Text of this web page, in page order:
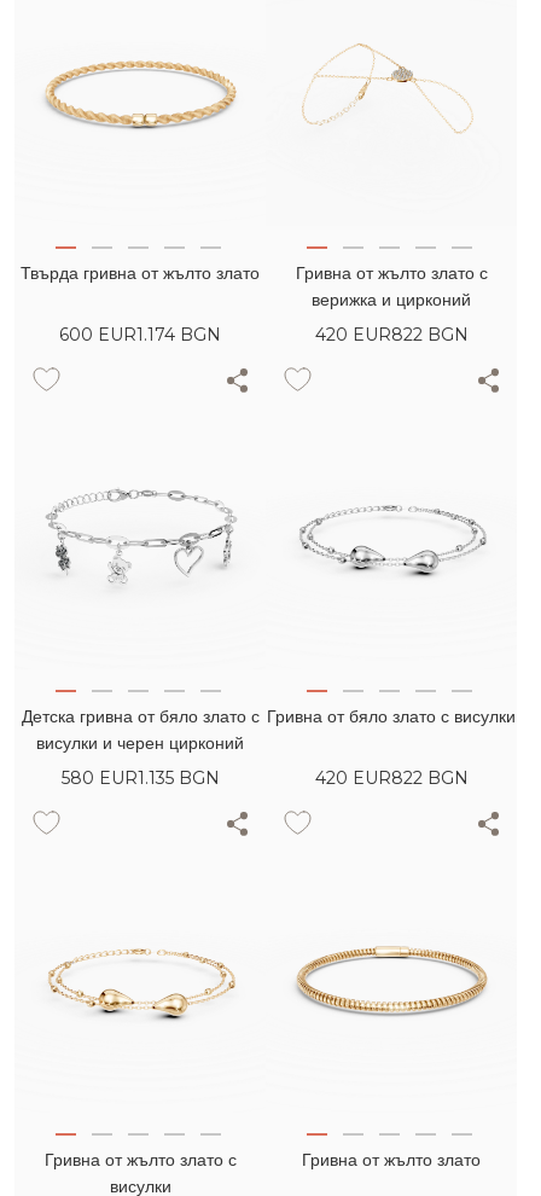
Твърда гривна от жълто злато
600 EUR1.174 BGN
Гривна от жълто злато с
верижка и цирконий
420 EUR822 BGN
Детска гривна от бяло злато с
висулки и черен цирконий
580 EUR1.135 BGN
Гривна от бяло злато с висулки
420 EUR822 BGN
Гривна от жълто злато с
висулки
Гривна от жълто злато